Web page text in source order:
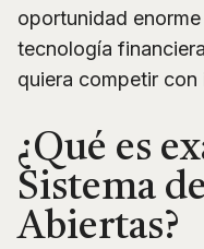
oportunidad
tecnología
quiera competir con
¿Qué es
Sistema
Abiertas?